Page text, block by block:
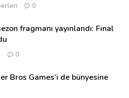
0
fragmanı yayınlandı: Final
0
Bros Games’i de bünyesine